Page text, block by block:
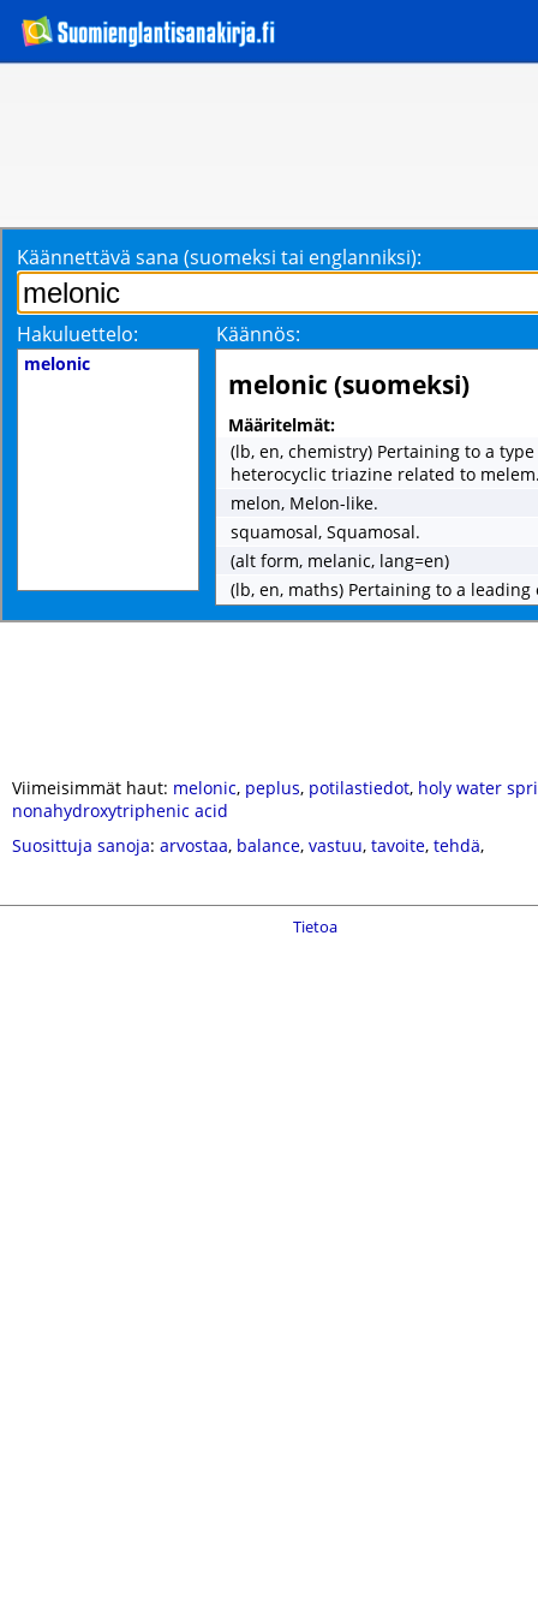
Käännettävä sana (suomeksi tai englanniksi):
Hakuluettelo: Käännös:
melonic
melonic (suomeksi)
Määritelmät:
(lb, en, chemistry) Pertaining to a
heterocyclic triazine related to
melon, Melon-like.
squamosal, Squamosal.
(alt form, melanic, lang=en)
(lb, en, maths) Pertaining to a
Viimeisimmät haut: melonic, peplus, potilastiedot, holy water
nonahydroxytriphenic acid
Suosittuja sanoja: arvostaa, balance, vastuu, tavoite, tehdä,
Tietoa